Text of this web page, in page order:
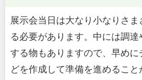
展示会当日は大なり小なりさ
る必要があります。中には調
する物もありますので、早めに
どを作成して準備を進めるこ